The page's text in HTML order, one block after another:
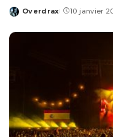
Posted
Overdrax 10 janvier